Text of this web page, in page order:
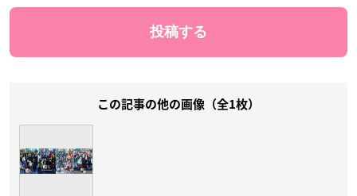
この記事の他の画像（全1枚）